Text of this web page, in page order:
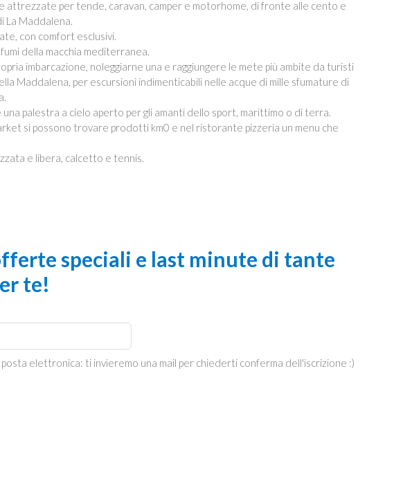
attrezzate per tende, caravan, camper e motorhome, di fronte alle cento e
La Maddalena.
con comfort esclusivi.
della macchia mediterranea.
imbarcazione, noleggiarne una e raggiungere le mete più ambite da turisti
Maddalena, per escursioni indimenticabili nelle acque di mille sfumature di
una palestra a cielo aperto per gli amanti dello sport, marittimo o di terra.
si possono trovare prodotti km0 e nel ristorante pizzeria un menu che
e libera, calcetto e tennis.
speciali e last minute di tante
te!
elettronica: ti invieremo una mail per chiederti conferma dell'iscrizione :)